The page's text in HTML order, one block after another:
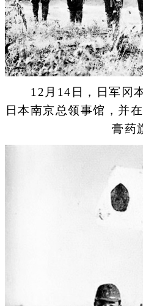
12月14日，日军冈本
日本南京总领事馆，并
膏药